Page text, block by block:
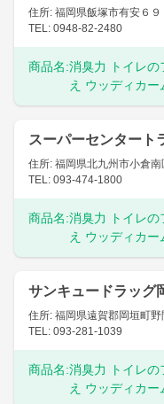
住所: 福岡県飯塚市有安６９
TEL: 0948-82-2480
商品名:消臭力 トイレの
え ウッディカー
スーパーセンタート
住所: 福岡県北九州市小倉
TEL: 093-474-1800
商品名:消臭力 トイレの
え ウッディカー
サンキュードラッグ
住所: 福岡県遠賀郡岡垣町野
TEL: 093-281-1039
商品名:消臭力 トイレの
え ウッディカー